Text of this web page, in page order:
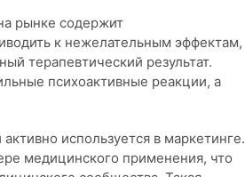
рынке содержит
к нежелательным эффектам,
терапевтический результат.
психоактивные реакции, а
используется в маркетинге.
медицинского применения, что